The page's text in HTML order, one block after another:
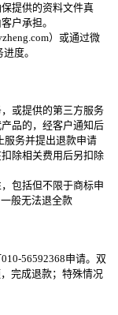
提供的资料文件真
户承担。
）或通过微
度。
或提供的第三方服务
品的，经客户通知后
服务并提出退款申请
除相关费用后另扣除
包括但不限于商标申
般无法退全款
56592368申请。双
完成退款；特殊情况